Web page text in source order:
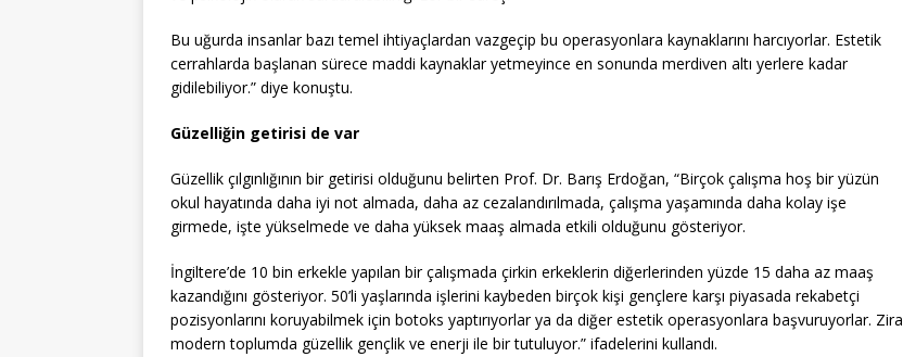
Bu uğurda insanlar bazı temel ihtiyaçlardan vazgeçip bu operasyonlara kaynaklarını harcıyorlar. Estetik
cerrahlarda başlanan sürece maddi kaynaklar yetmeyince en sonunda merdiven altı yerlere kadar
gidilebiliyor.” diye konuştu.
Güzelliğin getirisi de var
Güzellik çılgınlığının bir getirisi olduğunu belirten Prof. Dr. Barış Erdoğan, “Birçok çalışma hoş bir yüzün
okul hayatında daha iyi not almada, daha az cezalandırılmada, çalışma yaşamında daha kolay işe
girmede, işte yükselmede ve daha yüksek maaş almada etkili olduğunu gösteriyor.
İngiltere’de 10 bin erkekle yapılan bir çalışmada çirkin erkeklerin diğerlerinden yüzde 15 daha az maaş
kazandığını gösteriyor. 50’li yaşlarında işlerini kaybeden birçok kişi gençlere karşı piyasada rekabetçi
pozisyonlarını koruyabilmek için botoks yaptırıyorlar ya da diğer estetik operasyonlara başvuruyorlar. Zira
modern toplumda güzellik gençlik ve enerji ile bir tutuluyor.” ifadelerini kullandı.